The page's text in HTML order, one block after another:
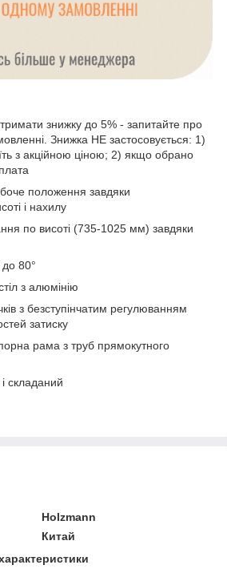
знижку до 5% - запитайте про
Знижка НЕ застосовується: 1)
з акційною ціною; 2) якщо обрано
положення завдяки
і нахилу
по висоті (735-1025 мм) завдяки
до 80°
з алюмінію
з безступінчатим регулюванням
затиску
рама з труб прямокутного
складаний
Holzmann
Китай